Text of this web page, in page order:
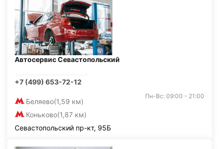
Автосервис Севастопольский
+7 (499) 653-72-12
Беляево(1,59 км)
Коньково(1,87 км)
Пн-Вс: 09:00 - 21:00
Севастопольский пр-кт, 95Б